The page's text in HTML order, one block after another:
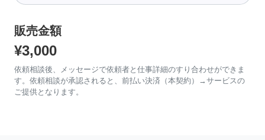
販売金額
¥3,000
依頼相談後、メッセージで依頼者と仕事詳細のすり合わせができま
す。依頼相談が承認されると、前払い決済（本契約）→サービスの
ご提供となります。